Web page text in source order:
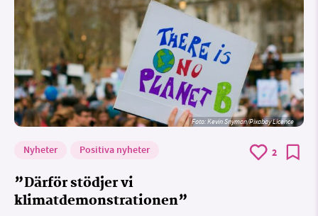
Foto:Kevin Snyman/Pixabay Licence
Nyheter Positiva nyheter 2
”Därför stödjer vi
klimatdemonstrationen”